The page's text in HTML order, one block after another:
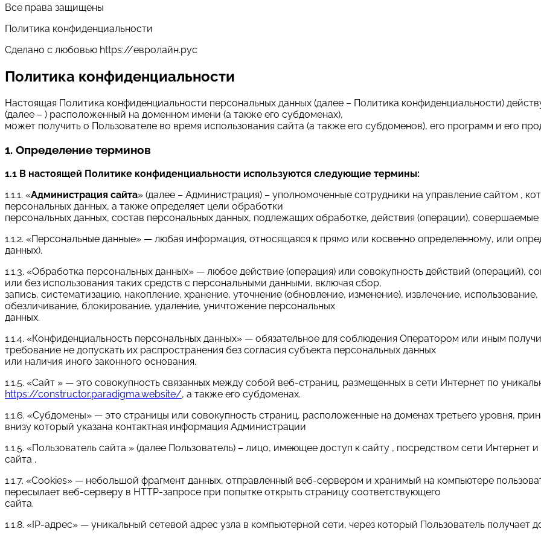
Все права защищены
Политика конфиденциальности
Сделано с любовью https://евролайн.рус
Политика конфиденциальности
Настоящая Политика конфиденциальности персональных данных (далее – Политика конфиденциальности)
(далее – ) расположенный на доменном имени (а также его субдоменах),
может получить о Пользователе во время использования сайта (а также его субдоменов), его программ и его
1. Определение терминов
1.1 В настоящей Политике конфиденциальности используются следующие термины:
1.1.1. «Администрация сайта» (далее – Администрация) – уполномоченные сотрудники на управление сайтом ,
персональных данных, а также определяет цели обработки
персональных данных, состав персональных данных, подлежащих обработке, действия (операции),
1.1.2. «Персональные данные» — любая информация, относящаяся к прямо или косвенно определенному, или
данных).
1.1.3. «Обработка персональных данных» — любое действие (операция) или совокупность действий (операций),
или без использования таких средств с персональными данными, включая сбор,
запись, систематизацию, накопление, хранение, уточнение (обновление, изменение), извлечение,
обезличивание, блокирование, удаление, уничтожение персональных
данных.
1.1.4. «Конфиденциальность персональных данных» — обязательное для соблюдения Оператором или иным
требование не допускать их распространения без согласия субъекта персональных данных
или наличия иного законного основания.
1.1.5. «Сайт » — это совокупность связанных между собой веб-страниц, размещенных в сети Интернет по
https://constructor.paradigma.website/, а также его субдоменах.
1.1.6. «Субдомены» — это страницы или совокупность страниц, расположенные на доменах третьего уровня,
внизу который указана контактная информация Администрации
1.1.5. «Пользователь сайта » (далее Пользователь) – лицо, имеющее доступ к сайту , посредством сети
сайта .
1.1.7. «Cookies» — небольшой фрагмент данных, отправленный веб-сервером и хранимый на компьютере
пересылает веб-серверу в HTTP-запросе при попытке открыть страницу соответствующего
сайта.
1.1.8. «IP-адрес» — уникальный сетевой адрес узла в компьютерной сети, через который Пользователь получает